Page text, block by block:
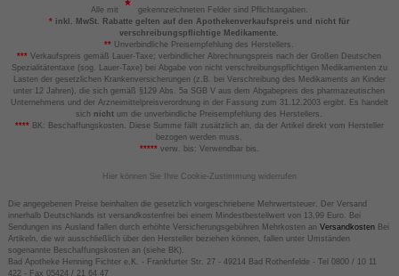
Alle mit
gekennzeichneten Felder sind Pflichtangaben.
*inkl. MwSt. Rabatte gelten auf den Apothekenverkaufspreis und nicht für
verschreibungspflichtige Medikamente.
** Unverbindliche Preisempfehlung des Herstellers.
*** Verkaufspreis gemäß Lauer-Taxe; verbindlicher Abrechnungspreis nach der Großen Deutschen
Spezialitätentaxe (sog. Lauer-Taxe) bei Abgabe von nicht verschreibungspflichtigen Medikamenten zu
Lasten der gesetzlichen Krankenversicherungen (z.B. bei Verschreibung des Medikaments an Kinder
unter 12 Jahren), die sich gemäß §129 Abs. 5a SGB V aus dem Abgabepreis des pharmazeutischen
Unternehmens und der Arzneimittelpreisverordnung in der Fassung zum 31.12.2003 ergibt. Es handelt
sich nicht um die unverbindliche Preisempfehlung des Herstellers.
****BK: Beschaffungskosten. Diese Summe fällt zusätzlich an, da der Artikel direkt vom Hersteller
bezogen werden muss.
*****verw. bis: Verwendbar bis.
Hier können Sie Ihre Cookie-Zustimmung widerrufen
Die angegebenen Preise beinhalten die gesetzlich vorgeschriebene Mehrwertsteuer. Der Versand
innerhalb Deutschlands ist versandkostenfrei bei einem Mindestbestellwert von 13,99 Euro. Bei
Sendungen ins Ausland fallen durch erhöhte Versicherungsgebühren Mehrkosten an VersandkostenBei
Artikeln, die wir ausschließlich über den Hersteller beziehen können, fallen unter Umständen
sogenannte Beschaffungskosten an (siehe BK).
Bad Apotheke Henning Fichter e.K. - Frankfurter Str. 27 - 49214 Bad Rothenfelde - Tel 0800 / 10 11
422 - Fax 05424 / 21 64 47